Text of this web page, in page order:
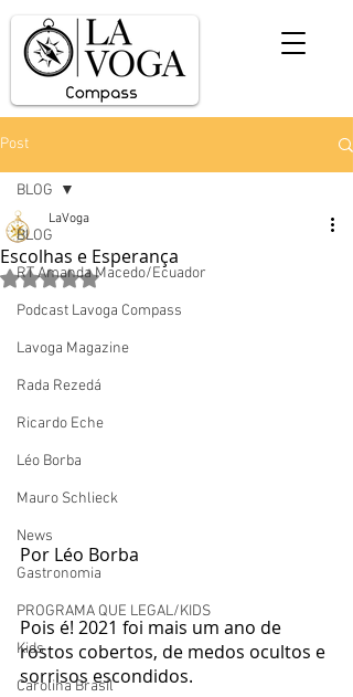
Post
BLOG
RT Amanda Macedo/Ecuador
Podcast Lavoga Compass
Lavoga Magazine
Rada Rezedá
Ricardo Eche
Léo Borba
Mauro Schlieck
News
Gastronomia
PROGRAMA QUE LEGAL/KIDS
Kids
Carolina Brasil
BLOG
Escolhas e Esperança
LaVoga
Avaliado com NaN de 5 estrelas.
Por Léo Borba
Pois é! 2021 foi mais um ano de
rostos cobertos, de medos ocultos e
sorrisos escondidos.